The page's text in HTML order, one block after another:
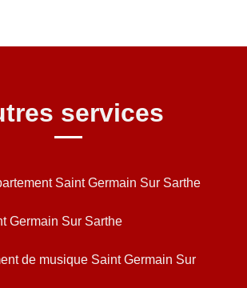
services
Saint Germain Sur Sarthe
Germain Sur Sarthe
de musique Saint Germain Sur